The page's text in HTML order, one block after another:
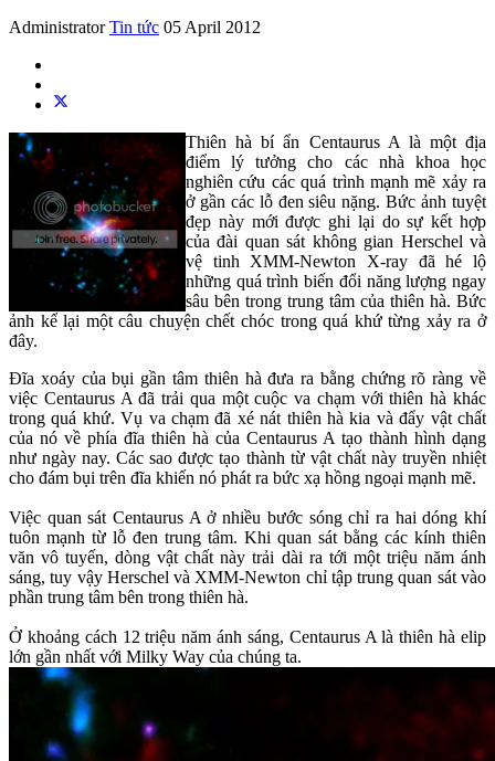
Administrator Tin tức 05 April 2012
Thiên hà bí ẩn Centaurus A là một địa
điểm lý tưởng cho các nhà khoa học
nghiên cứu các quá trình mạnh mẽ xảy ra
ở gần các lỗ đen siêu nặng. Bức ảnh tuyệt
đẹp này mới được ghi lại do sự kết hợp
của đài quan sát không gian Herschel và
vệ tinh XMM-Newton X-ray đã hé lộ
những quá trình biến đổi năng lượng ngay
sâu bên trong trung tâm của thiên hà. Bức
ảnh kể lại một câu chuyện chết chóc trong quá khứ từng xảy ra ở
đây.
Đĩa xoáy của bụi gần tâm thiên hà đưa ra bằng chứng rõ ràng về
việc Centaurus A đã trải qua một cuộc va chạm với thiên hà khác
trong quá khứ. Vụ va chạm đã xé nát thiên hà kia và đẩy vật chất
của nó về phía đĩa thiên hà của Centaurus A tạo thành hình dạng
như ngày nay. Các sao được tạo thành từ vật chất này truyền nhiệt
cho đám bụi trên đĩa khiến nó phát ra bức xạ hồng ngoại mạnh mẽ.
Việc quan sát Centaurus A ở nhiều bước sóng chỉ ra hai dóng khí
tuôn mạnh từ lỗ đen trung tâm. Khi quan sát bằng các kính thiên
văn vô tuyến, dòng vật chất này trải dài ra tới một triệu năm ánh
sáng, tuy vậy Herschel và XMM-Newton chỉ tập trung quan sát vào
phần trung tâm bên trong thiên hà.
Ở khoảng cách 12 triệu năm ánh sáng, Centaurus A là thiên hà elip
lớn gần nhất với Milky Way của chúng ta.